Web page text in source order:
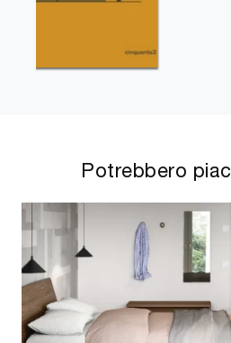
Potrebbero